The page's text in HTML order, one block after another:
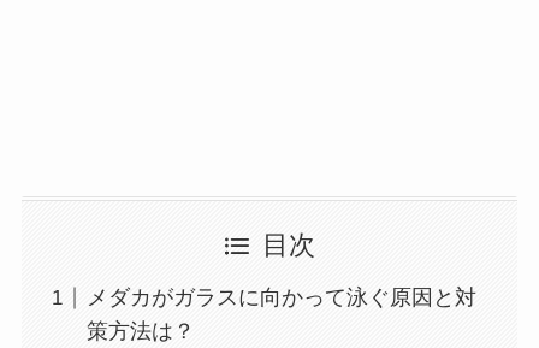
目次
メダカがガラスに向かって泳ぐ原因と対
策方法は？